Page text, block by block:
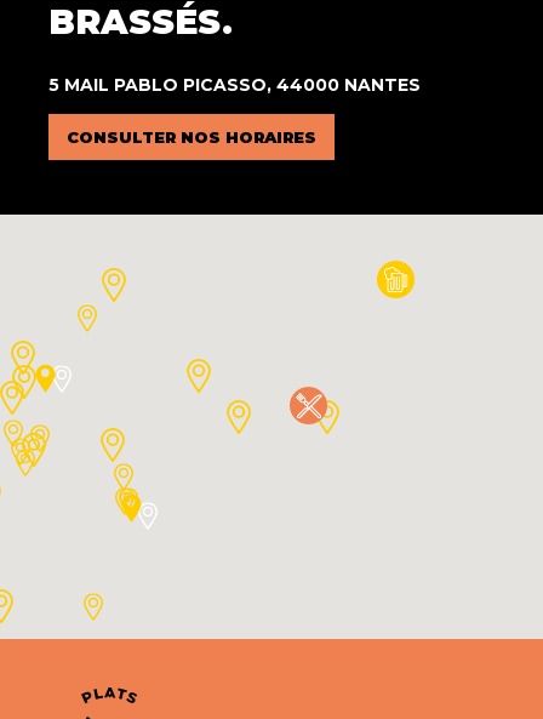
BRASSÉS.
5 MAIL PABLO PICASSO, 44000 NANTES
CONSULTER NOS HORAIRES